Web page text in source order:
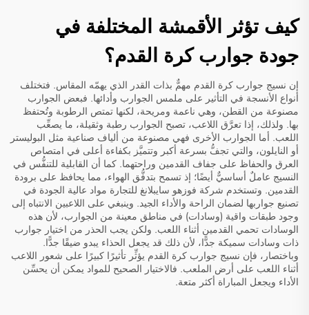
كيف تؤثر الأقمشة المختلفة في
جودة جوارب كرة القدم؟
إن نسيج جوارب كرة القدم مهمٌّ بذات القدر الذي يهمّه المقاس. فتختلف
أنواع الأنسجة في التأثير على ملمس الجوارب وأدائها. فبعض الجوارب
مصنوعة من القطن، وهي ناعمة ومريحة، لكنها تمتص الرطوبة وتُحتفظ
بها. ولذلك، إذا تعرَّق اللاعب، تصبح الجوارب رطبة وثقيلة، ما يصعِّب
اللعب. أما الجوارب الأخرى فهي مصنوعة من ألياف صناعية مثل البوليستر
أو النايلون، والتي تجفُّ بسرعة أكبر وتتميَّز بكفاءة أعلى في امتصاص
العرق والحفاظ على جفاف القدمين وراحتهما. كما أن القابلية للتنفُّس في
النسيج عاملٌ أساسيٌّ أيضًا؛ إذ تسمح بتدفُّق الهواء، مما يحافظ على برودة
القدمين. وتستخدم شركة فوزهو سايبلانغ للتجارة مواد عالية الجودة في
تصنيع جواربها لضمان الراحة والأداء الجيد. وينبغي على اللاعبين الانتباه إلى
وجود طبقات واقية (وسادات) في مناطق معينة من الجوارب، لأن هذه
الوسادات تحمي القدمين أثناء اللعب. ولكن يجب الحذر من اختيار جوارب
ذات وسادات سميكة جدًّا، لأن ذلك قد يجعل الحذاء يبدو ضيقًا جدًّا.
وباختصار، فإن نسيج جوارب كرة القدم يؤثِّر تأثيرًا كبيرًا على شعور اللاعب
أثناء اللعب على أرض الملعب. فالاختيار الصحيح للمواد يمكن أن يحسِّن
الأداء ويجعل المباراة أكثر متعة.